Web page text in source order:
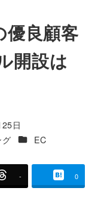
良顧客
開設は
日
カテゴリー
EC
- 0